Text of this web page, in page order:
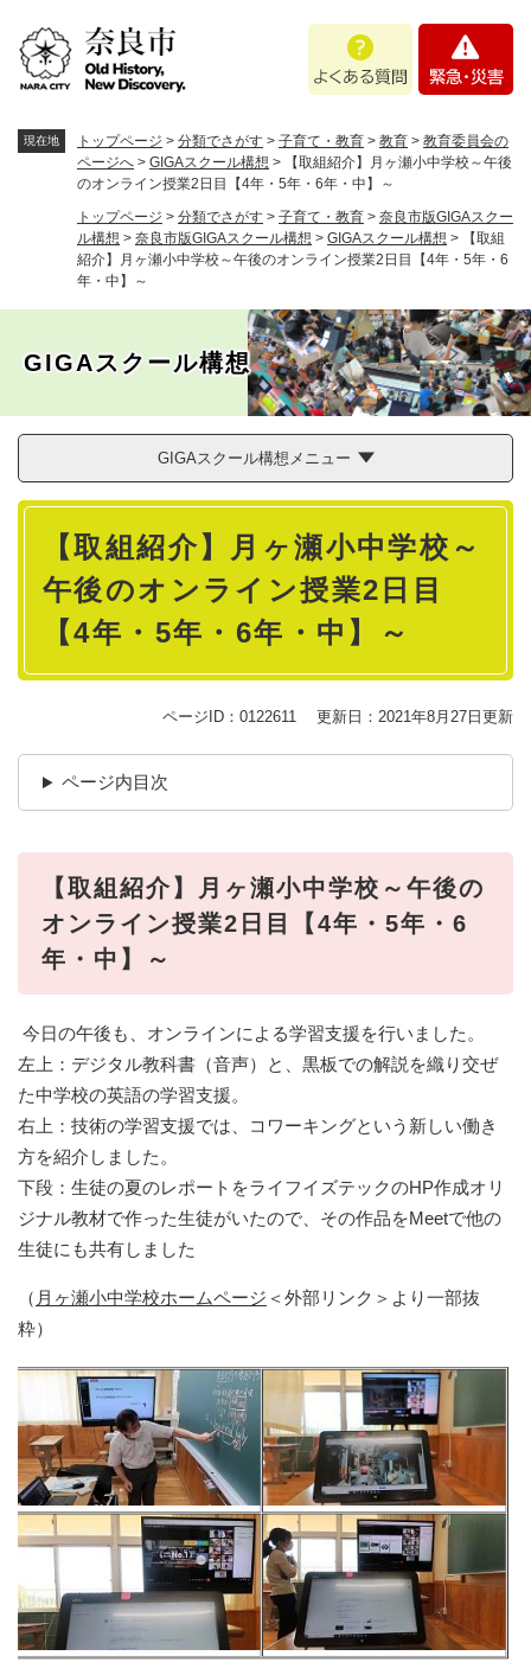
あ
問
・
現在地 トップページ > 分類でさがす > 子育て・教育 > 教育 > 教育委員会の
ページへ > GIGAスクール構想 >
【取組紹介】月ヶ瀬小中学校～午後
のオンライン授業2日目【4年・5年・6年・中】～
トップページ > 分類でさがす > 子育て・教育 > 奈良市版GIGAスクー
ル構想 > 奈良市版GIGAスクール構想 > GIGAスクール構想 >
【取組
紹介】月ヶ瀬小中学校～午後のオンライン授業2日目【4年・5年・6
年・中】～
GIGAスクール構想
GIGAスクール構想メニュー
本
【取組紹介】月ヶ瀬小中学校～
午後のオンライン授業2日目
【4年・5年・6年・中】～
ページID：0122611 更新日：2021年8月27日更新
ページ内目次
【取組紹介】月ヶ瀬小中学校～午後の
オンライン授業2日目【4年・5年・6
年・中】～
今日の午後も、オンラインによる学習支援を行いました。
左上：デジタル教科書（音声）と、黒板での解説を織り交ぜ
た中学校の英語の学習支援。
右上：技術の学習支援では、コワーキングという新しい働き
方を紹介しました。
下段：生徒の夏のレポートをライフイズテックのHP作成オリ
ジナル教材で作った生徒がいたので、その作品をMeetで他の
生徒にも共有しました
（ 月ヶ瀬小中学校ホームページ ＜外部リンク＞ より一部抜
粋）